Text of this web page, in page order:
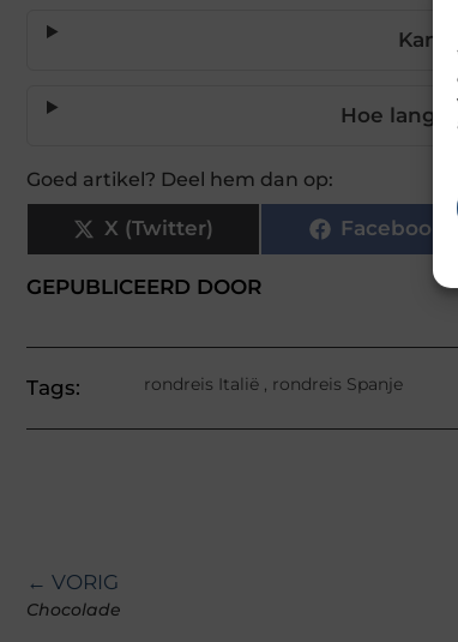
Kan
Hoe lang
Goed artikel? Deel hem dan op:
X (Twitter) Facebook
GEPUBLICEERD DOOR
Tags: rondreis Italië, rondreis Spanje
← VORIG
Chocolade